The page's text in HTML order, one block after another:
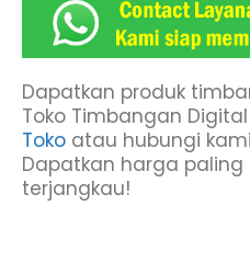
Klik
Dapatkan produk
Toko Timbangan
Toko atau hubungi
Dapatkan harga
terjangkau!